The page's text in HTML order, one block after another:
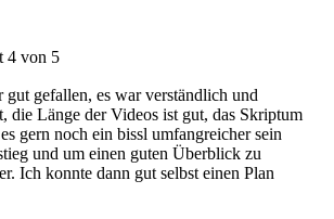
4 von 5
gefallen, es war verständlich und
die Länge der Videos ist gut, das Skriptum
gern noch ein bissl umfangreicher sein
und um einen guten Überblick zu
Ich konnte dann gut selbst einen Plan